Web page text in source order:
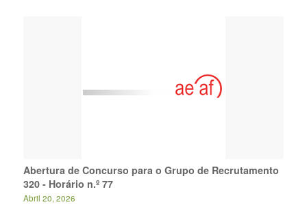
Abertura de Concurso para o Grupo de Recrutamento
320 - Horário n.º 77
Abril 20, 2026